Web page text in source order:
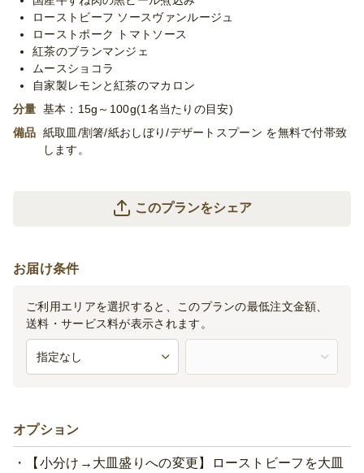
つきましては、追加容器代金をいただく場合がございます。
※あしらい(彩りハーブ等)は季節毎の仕入れにより変わる場合が
ございます。予めご了承ください。
※プランに記載のあるメニュー以外もご対応が可能です。お気軽
に御相談ください。
ローストビーフ ソースヴァンルージュ
ローストポーク トマトソース
紅茶のブランマンジェ
ムースショコラ
自家製レモンと紅茶のマカロン
分量 基本：15g～100g(1名当たりの目安)
備品 紙取皿/割箸/紙おしぼり/デザートスプーン を無料で付帯致
します。
このプランをシェア
お届け条件
ご利用エリアを選択すると、このプランの最低注文金額、
送料・サービス料が表示されます。
オプション
【小分け→大皿盛りへの変更】ローストビーフを大皿